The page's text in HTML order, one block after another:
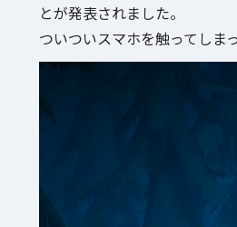
とが発表されました。
ついついスマホを触ってしま